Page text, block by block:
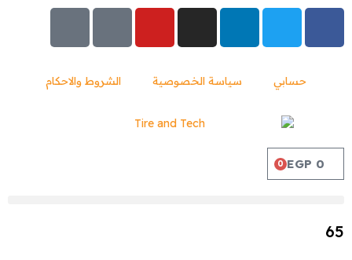
حسابي سياسة الخصوصية الشروط والاحكام
EGP 0
0
65